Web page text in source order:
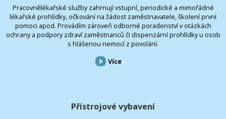
Pracovnělékařské služby zahrnují vstupní, periodické a mimořádné
lékařské prohlídky, očkování na žádost zaměstnavatele, školení první
pomoci apod. Provádím zároveň odborné poradenství v otázkách
ochrany a podpory zdraví zaměstnanců či dispenzární prohlídky u osob
s hlášenou nemocí z povolání.
Více
Přístrojové vybavení